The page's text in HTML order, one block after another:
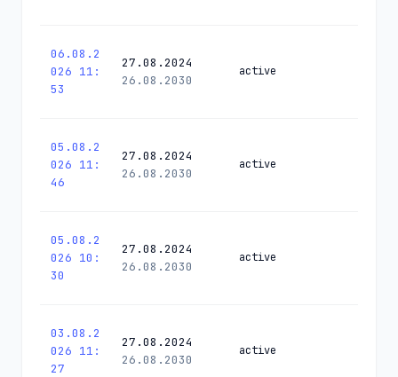
06.08.2
026 11:
53
27.08.2024
26.08.2030
active
05.08.2
026 11:
46
27.08.2024
26.08.2030
active
05.08.2
026 10:
30
27.08.2024
26.08.2030
active
03.08.2
026 11:
27
27.08.2024
26.08.2030
active